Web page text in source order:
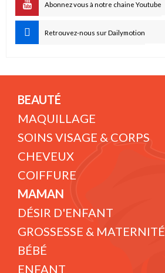
Abonnez vous à notre chaine Youtube
Retrouvez-nous sur Dailymotion
BEAUTÉ
MAQUILLAGE
SOINS VISAGE & CORPS
CHEVEUX
COIFFURE
MAMAN
DÉSIR D'ENFANT
GROSSESSE & MATERNITÉ
BÉBÉ
ENFANT